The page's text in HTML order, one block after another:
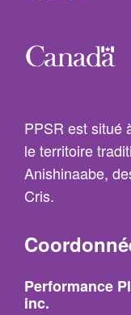
PPSR est situé
le territoire
Anishinaabe,
Cris.
Performance
inc.